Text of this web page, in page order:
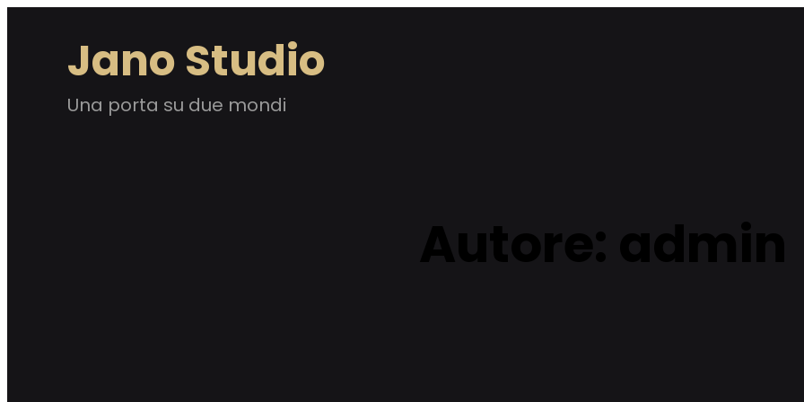
Jano Studio
Una porta su due mondi